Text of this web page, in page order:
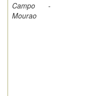
Campo
Mourao
-